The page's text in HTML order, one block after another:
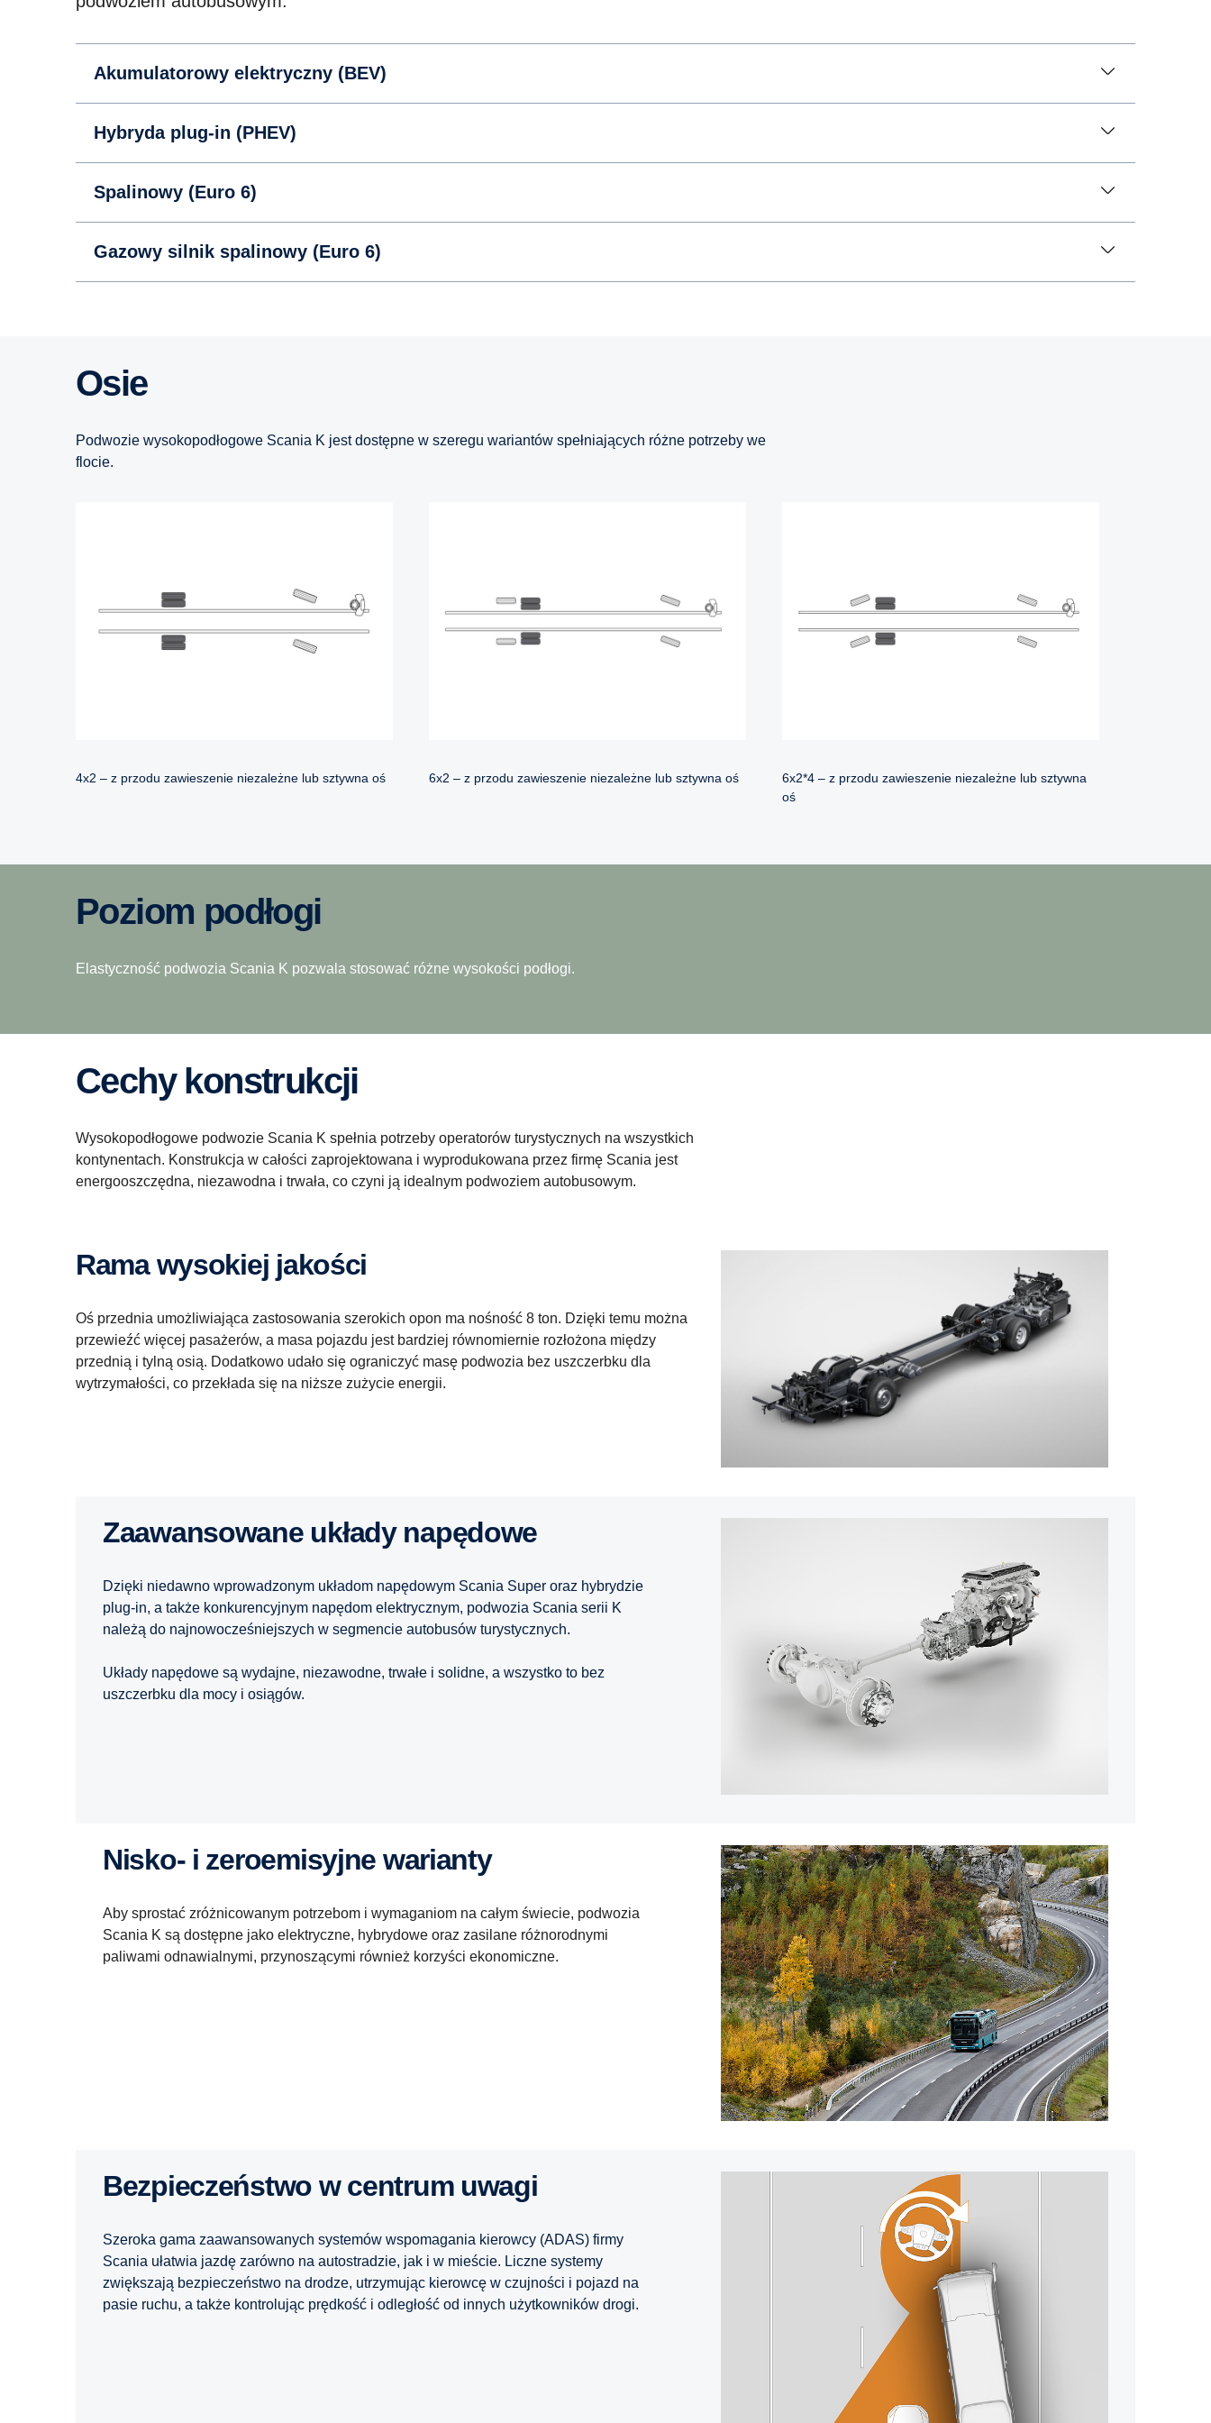
Akumulatorowy elektryczny (BEV)
Hybryda plug-in (PHEV)
Spalinowy (Euro 6)
Gazowy silnik spalinowy (Euro 6)
Osie
Podwozie wysokopodłogowe Scania K jest dostępne w szeregu wariantów spełniających różne potrzeby we
flocie.
4x2 – z przodu zawieszenie niezależne lub sztywna oś 6x2 – z przodu zawieszenie niezależne lub sztywna oś
6x2*4 – z przodu zawieszenie niezależne lub sztywna
oś
Poziom podłogi
Elastyczność podwozia Scania K pozwala stosować różne wysokości podłogi.
Cechy konstrukcji
Wysokopodłogowe podwozie Scania K spełnia potrzeby operatorów turystycznych na wszystkich
kontynentach. Konstrukcja w całości zaprojektowana i wyprodukowana przez firmę Scania jest
energooszczędna, niezawodna i trwała, co czyni ją idealnym podwoziem autobusowym.
Rama wysokiej jakości
Oś przednia umożliwiająca zastosowania szerokich opon ma nośność 8 ton. Dzięki temu można
przewieźć więcej pasażerów, a masa pojazdu jest bardziej równomiernie rozłożona między
przednią i tylną osią. Dodatkowo udało się ograniczyć masę podwozia bez uszczerbku dla
wytrzymałości, co przekłada się na niższe zużycie energii.
Zaawansowane układy napędowe
Dzięki niedawno wprowadzonym układom napędowym Scania Super oraz hybrydzie
plug-in, a także konkurencyjnym napędom elektrycznym, podwozia Scania serii K
należą do najnowocześniejszych w segmencie autobusów turystycznych.
Układy napędowe są wydajne, niezawodne, trwałe i solidne, a wszystko to bez
uszczerbku dla mocy i osiągów.
Nisko- i zeroemisyjne warianty
Aby sprostać zróżnicowanym potrzebom i wymaganiom na całym świecie, podwozia
Scania K są dostępne jako elektryczne, hybrydowe oraz zasilane różnorodnymi
paliwami odnawialnymi, przynoszącymi również korzyści ekonomiczne.
Bezpieczeństwo w centrum uwagi
Szeroka gama zaawansowanych systemów wspomagania kierowcy (ADAS) firmy
Scania ułatwia jazdę zarówno na autostradzie, jak i w mieście. Liczne systemy
zwiększają bezpieczeństwo na drodze, utrzymując kierowcę w czujności i pojazd na
pasie ruchu, a także kontrolując prędkość i odległość od innych użytkowników drogi.